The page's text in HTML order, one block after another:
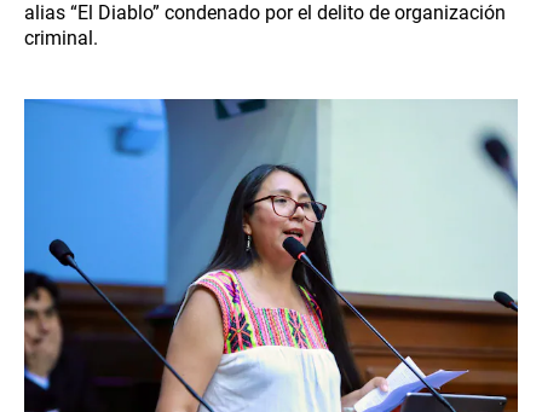
alias “El Diablo” condenado por el delito de organización
criminal.